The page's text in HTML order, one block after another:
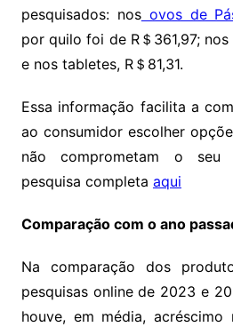
pesquisados: nosovos de
por quilo foi de R＄361,97;
e nos tabletes, R＄81,31.
Essa informação facilita a
ao consumidor escolher
não comprometam o seu
pesquisa completa aqui
Comparação com o ano
Na comparação dos
pesquisas online de 2023 e
houve, em média,